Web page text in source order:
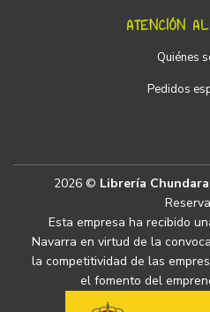
ATENCIÓN
Quiénes
Pedidos
2026 © Librería
Esta empresa ha recibido
Navarra en virtud de la
la competitividad de las
el fomento del